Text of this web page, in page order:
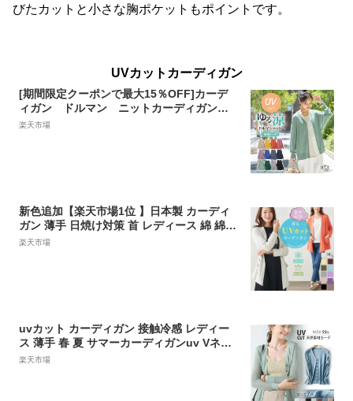
びたカットと小さな胸ポケットもポイントです。
UVカットカーディガン
[期間限定クーポンで最大15％OFF]カーデ
ィガン ドルマン ニットカーディガン U
Vカット サマーニット Vネック 薄手 変
楽天市場
新色追加【楽天市場1位 】日本製 カーディ
ガン 薄手 日焼け対策 首 レディース 綿 綿10
0％ コットン 春 夏 UV カット トップス ボ
楽天市場
uvカット カーディガン 接触冷感 レディー
ス 薄手 春 夏 サマーカーディガンuv Vネッ
ク サマーニット 長袖 UV対策 ミドル丈 羽織
楽天市場